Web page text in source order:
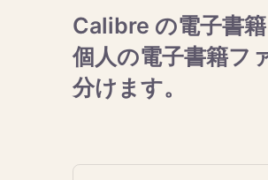
Calibre の電子書
個人の電子書籍フ
分けます。